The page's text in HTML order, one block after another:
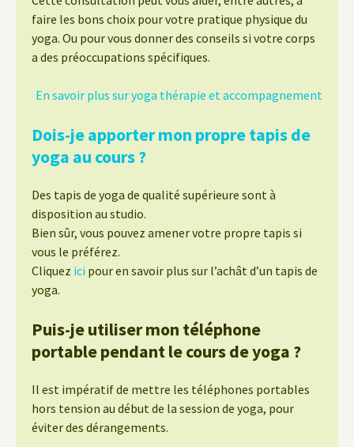
faire les bons choix pour votre pratique physique du
yoga. Ou pour vous donner des conseils si votre corps
a des préoccupations spécifiques.
En savoir plus sur yoga thérapie et accompagnement
Dois-je apporter mon propre tapis de
yoga au cours ?
Des tapis de yoga de qualité supérieure sont à
disposition au studio.
Bien sûr, vous pouvez amener votre propre tapis si
vous le préférez.
Cliquez ici pour en savoir plus sur l’achât d’un tapis de
yoga.
Puis-je utiliser mon téléphone
portable pendant le cours de yoga ?
Il est impératif de mettre les téléphones portables
hors tension au début de la session de yoga, pour
éviter des dérangements.